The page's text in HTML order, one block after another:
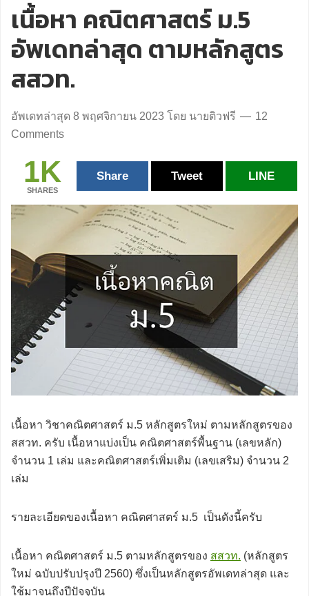
เนื้อหา คณิตศาสตร์ ม.5
อัพเดทล่าสุด ตามหลักสูตร
สสวท.
อัพเดทล่าสุด 8 พฤศจิกายน 2023 โดย นายติวฟรี
12
Comments
1K
SHARES
Share Tweet LINE
เนื้อหา วิชาคณิตศาสตร์ ม.5 หลักสูตรใหม่ ตามหลักสูตรของ
สสวท. ครับ เนื้อหาแบ่งเป็น คณิตศาสตร์พื้นฐาน (เลขหลัก)
จำนวน 1 เล่ม และคณิตศาสตร์เพิ่มเติม (เลขเสริม) จำนวน 2
เล่ม
รายละเอียดของเนื้อหา คณิตศาสตร์ ม.5 เป็นดังนี้ครับ
เนื้อหา คณิตศาสตร์ ม.5 ตามหลักสูตรของ สสวท. (หลักสูตร
ใหม่ ฉบับปรับปรุงปี 2560) ซึ่งเป็นหลักสูตรอัพเดทล่าสุด และ
ใช้มาจนถึงปีปัจจุบัน